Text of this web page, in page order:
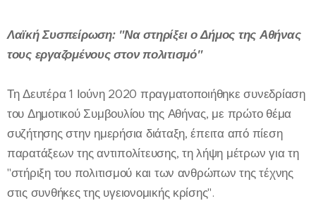
Λαϊκή Συσπείρωση: "Να στηρίξει ο Δήμος της Αθήνας
τους εργαζομένους στον πολιτισμό"
Τη Δευτέρα 1 Ιούνη 2020 πραγματοποιήθηκε συνεδρίαση
του Δημοτικού Συμβουλίου της Αθήνας, με πρώτο θέμα
συζήτησης στην ημερήσια διάταξη, έπειτα από πίεση
παρατάξεων της αντιπολίτευσης, τη λήψη μέτρων για τη
"στήριξη του πολιτισμού και των ανθρώπων της τέχνης
στις συνθήκες της υγειονομικής κρίσης".